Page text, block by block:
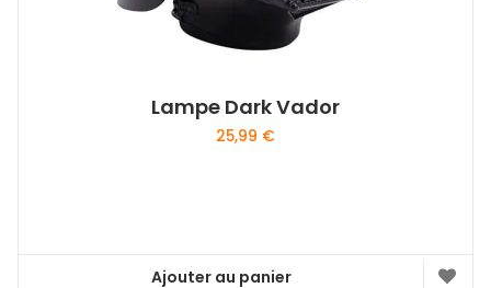
Lampe Dark Vador
25,99 €
Ajouter au panier